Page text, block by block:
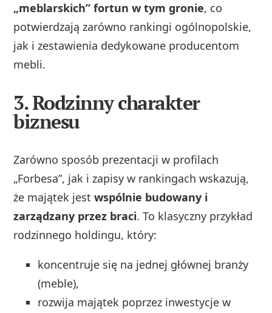
„meblarskich” fortun w tym gronie, co
potwierdzają zarówno rankingi ogólnopolskie,
jak i zestawienia dedykowane producentom
mebli.
3. Rodzinny charakter
biznesu
Zarówno sposób prezentacji w profilach
„Forbesa”, jak i zapisy w rankingach wskazują,
że majątek jestwspólnie budowany i
zarządzany przez braci. To klasyczny przykład
rodzinnego holdingu, który:
koncentruje się na jednej głównej branży
(meble),
rozwija majątek poprzez inwestycje w